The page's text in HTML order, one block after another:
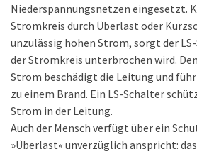
Niederspannungsnetzen eingesetzt.
Stromkreis durch Überlast oder
unzulässig hohen Strom, sorgt der
der Stromkreis unterbrochen wird.
Strom beschädigt die Leitung und
zu einem Brand. Ein LS-Schalter
Strom in der Leitung.
Auch der Mensch verfügt über ein
»Überlast« unverzüglich anspricht: